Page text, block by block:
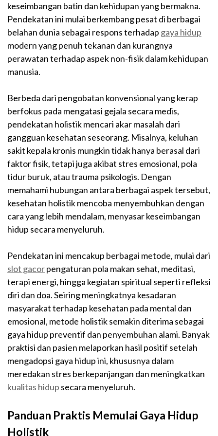
keseimbangan batin dan kehidupan yang bermakna.
Pendekatan ini mulai berkembang pesat di berbagai
belahan dunia sebagai respons terhadap gaya hidup
modern yang penuh tekanan dan kurangnya
perawatan terhadap aspek non-fisik dalam kehidupan
manusia.
Berbeda dari pengobatan konvensional yang kerap
berfokus pada mengatasi gejala secara medis,
pendekatan holistik mencari akar masalah dari
gangguan kesehatan seseorang. Misalnya, keluhan
sakit kepala kronis mungkin tidak hanya berasal dari
faktor fisik, tetapi juga akibat stres emosional, pola
tidur buruk, atau trauma psikologis. Dengan
memahami hubungan antara berbagai aspek tersebut,
kesehatan holistik mencoba menyembuhkan dengan
cara yang lebih mendalam, menyasar keseimbangan
hidup secara menyeluruh.
Pendekatan ini mencakup berbagai metode, mulai dari
slot gacorpengaturan pola makan sehat, meditasi,
terapi energi, hingga kegiatan spiritual seperti refleksi
diri dan doa. Seiring meningkatnya kesadaran
masyarakat terhadap kesehatan pada mental dan
emosional, metode holistik semakin diterima sebagai
gaya hidup preventif dan penyembuhan alami. Banyak
praktisi dan pasien melaporkan hasil positif setelah
mengadopsi gaya hidup ini, khususnya dalam
meredakan stres berkepanjangan dan meningkatkan
kualitas hidup secara menyeluruh.
Panduan Praktis Memulai Gaya Hidup
Holistik